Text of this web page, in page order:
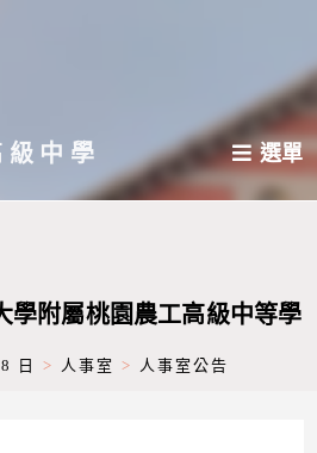
中學 選單
學附屬桃園農工高級中等學
日 > 人事室 > 人事室公告